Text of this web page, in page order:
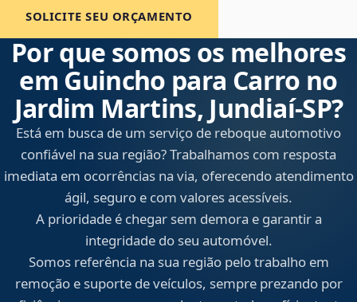
SOLICITE SEU ORÇAMENTO
Por que somos os melhores
em Guincho para Carro no
Jardim Martins, Jundiaí‑SP?
Está em busca de um serviço de reboque automotivo
confiável na sua região? Trabalhamos com resposta
imediata em ocorrências na via, oferecendo atendimento
ágil, seguro e com valores acessíveis.
A prioridade é chegar sem demora e garantir a
integridade do seu automóvel.
Somos referência na sua região pelo trabalho em
remoção e suporte de veículos, sempre prezando por